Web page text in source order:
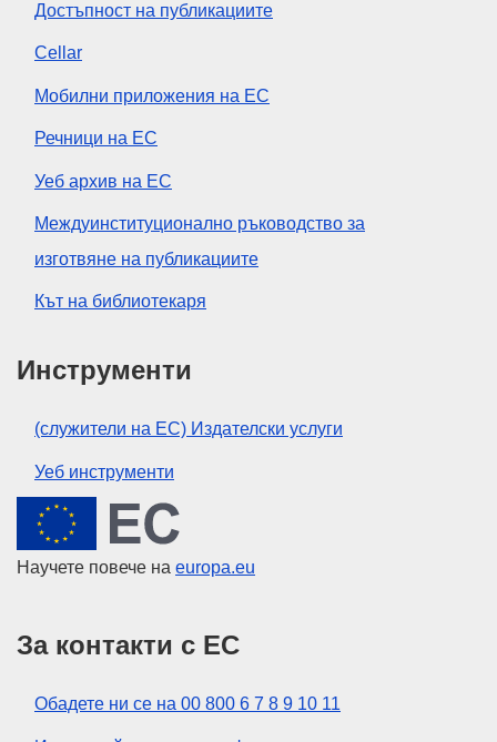
Достъпност на публикациите
Cellar
Мобилни приложения на ЕС
Речници на ЕС
Уеб архив на ЕС
Междуинституционално ръководство за
изготвяне на публикациите
Кът на библиотекаря
Инструменти
(служители на ЕС) Издателски услуги
Уеб инструменти
Европейски съюз
Научете повече на europa.eu
За контакти с ЕС
Обадете ни се на 00 800 6 7 8 9 10 11